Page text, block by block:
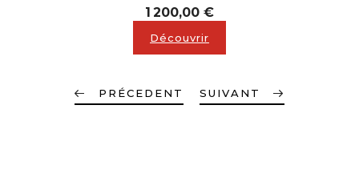
1 200,00 €Prix
Découvrir
PRÉCEDENT SUIVANT